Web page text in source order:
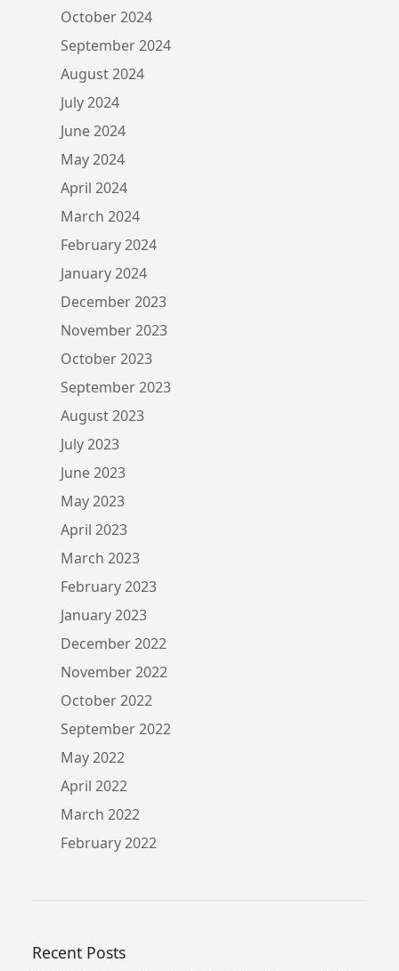
October 2024
September 2024
August 2024
July 2024
June 2024
May 2024
April 2024
March 2024
February 2024
January 2024
December 2023
November 2023
October 2023
September 2023
August 2023
July 2023
June 2023
May 2023
April 2023
March 2023
February 2023
January 2023
December 2022
November 2022
October 2022
September 2022
May 2022
April 2022
March 2022
February 2022
Recent Posts